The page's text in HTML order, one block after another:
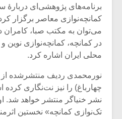
برنامه‌های پژوهشی‌ای دربارۀ
کمانچه‌نوازی معاصر برگزار
می‌توان به مکتب صبا، کامران
در کمانچه، کمانچه‌نوازی نوین
محلی ایران اشاره کرد.
نورمحمدی ردیف منتشرشده از
چهارباغ) را نیز نت‌نگاری
نشر خنیاگر منتشر خواهد شد.
تک‌نوازی کمانچه» نخستین